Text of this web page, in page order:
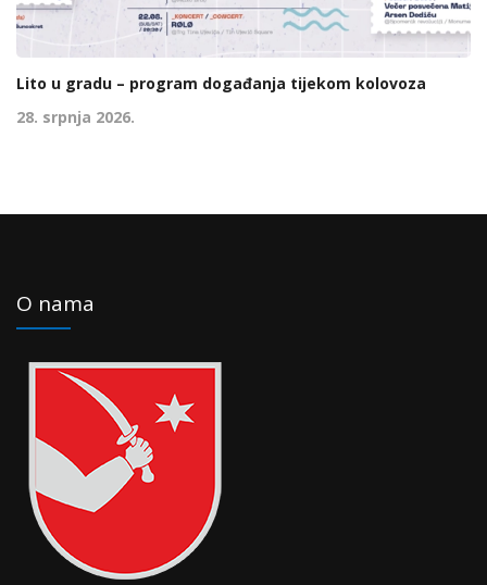
Lito u gradu – program događanja tijekom kolovoza
28. srpnja 2026.
O nama